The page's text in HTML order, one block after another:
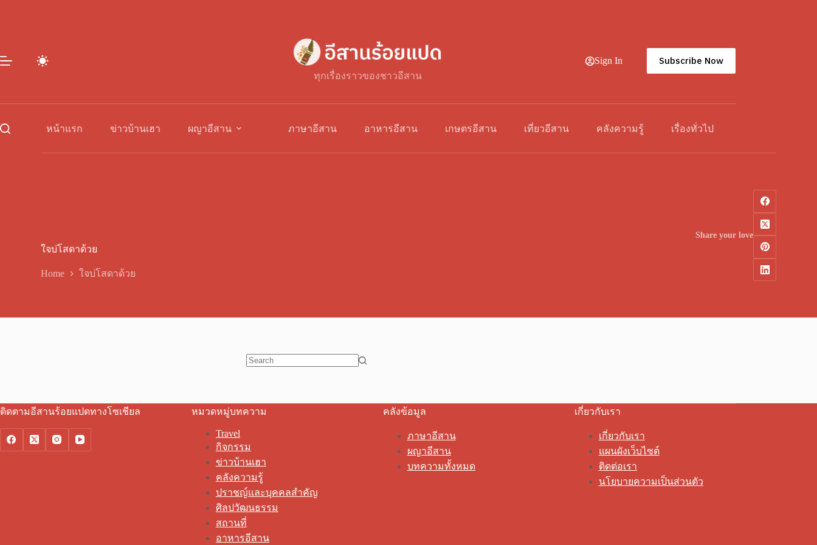
ทุกเรื่องราวของชาวอีสาน
Sign In Subscribe Now
หน้าแรก ข่าวบ้านเฮา ผญาอีสาน ภาษาอีสาน อาหารอีสาน เกษตรอีสาน เที่ยวอีสาน คลังความรู้ เรื่องทั่วไป
ใจบ่โสดาด้วย
Home ใจบ่โสดาด้วย
Share your love
ติดตามอีสานร้อยแปดทางโซเชียล หมวดหมู่บทความ
Travel
กิจกรรม
ข่าวบ้านเฮา
คลังความรู้
ปราชญ์และบุคคลสำคัญ
ศิลปวัฒนธรรม
สถานที่
อาหารอีสาน
คลังข้อมูล
ภาษาอีสาน
ผญาอีสาน
บทความทั้งหมด
เกี่ยวกับเรา
เกี่ยวกับเรา
แผนผังเว็บไซต์
ติดต่อเรา
นโยบายความเป็นส่วนตัว